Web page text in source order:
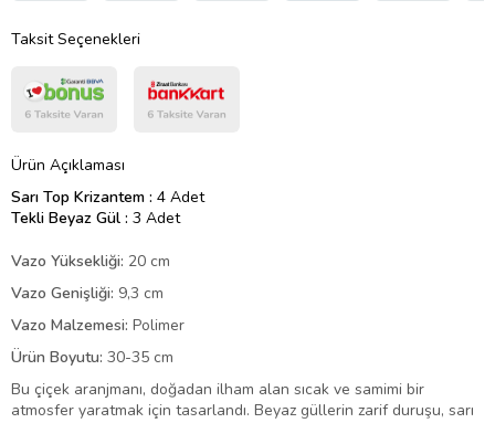
Taksit Seçenekleri
Ürün Açıklaması
Sarı Top Krizantem : 4 Adet
Tekli Beyaz Gül : 3 Adet
Vazo Yüksekliği: 20 cm
Vazo Genişliği: 9,3 cm
Vazo Malzemesi: Polimer
Ürün Boyutu: 30-35 cm
Bu çiçek aranjmanı, doğadan ilham alan sıcak ve samimi bir
atmosfer yaratmak için tasarlandı. Beyaz güllerin zarif duruşu, sarı